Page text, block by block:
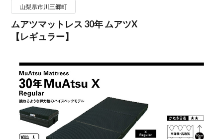
山梨県市川三郷町
ムアツマットレス 30年 ムアツX
【レギュラー】